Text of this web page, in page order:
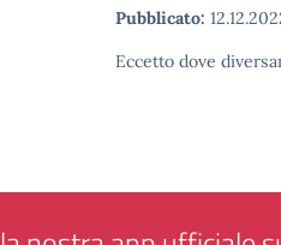
Pubblicato:
Eccetto dove